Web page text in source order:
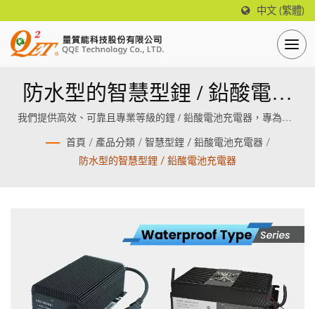
中文 (繁體)
防水型的智慧型鋰 / 鉛酸電池
充電器
我們提供高效、可靠且專業等級的鋰 / 鉛酸電池充電器，專為鋰 /
鉛酸電池設計製造。
首頁 / 產品分類 / 智慧型鋰 / 鉛酸電池充電器 /
防水型的智慧型鋰 / 鉛酸電池充電器